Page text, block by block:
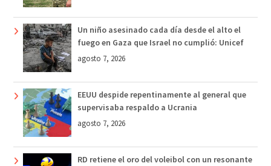
Un niño asesinado cada día desde el alto el
fuego en Gaza que Israel no cumplió: Unicef
agosto 7, 2026
EEUU despide repentinamente al general que
supervisaba respaldo a Ucrania
agosto 7, 2026
RD retiene el oro del voleibol con un resonante